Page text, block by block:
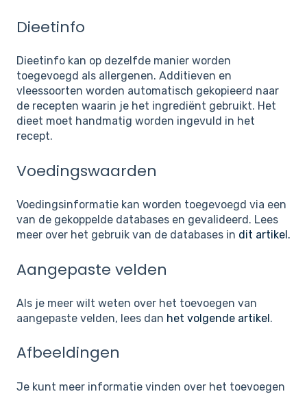
Dieetinfo
Dieetinfo kan op dezelfde manier worden
toegevoegd als allergenen. Additieven en
vleessoorten worden automatisch gekopieerd naar
de recepten waarin je het ingrediënt gebruikt. Het
dieet moet handmatig worden ingevuld in het
recept.
Voedingswaarden
Voedingsinformatie kan worden toegevoegd via een
van de gekoppelde databases en gevalideerd. Lees
meer over het gebruik van de databases in dit artikel.
Aangepaste velden
Als je meer wilt weten over het toevoegen van
aangepaste velden, lees dan het volgende artikel.
Afbeeldingen
Je kunt meer informatie vinden over het toevoegen